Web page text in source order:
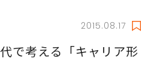
2015.08.17
で考える「キャリア形